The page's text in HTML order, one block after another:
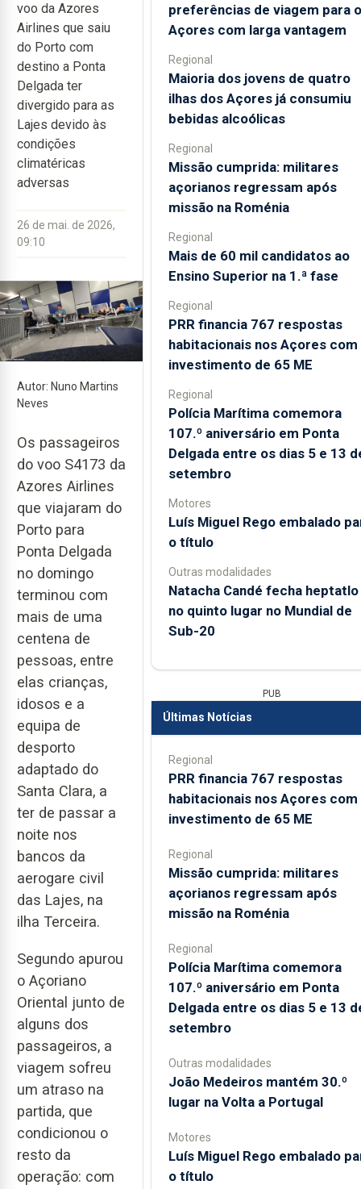
voo da Azores
Airlines que saiu
do Porto com
destino a Ponta
Delgada ter
divergido para as
Lajes devido às
condições
climatéricas
adversas
26 de mai. de 2026,
09:10
Autor: Nuno Martins
Neves
Os passageiros
do voo S4173 da
Azores Airlines
que viajaram do
Porto para
Ponta Delgada
no domingo
terminou com
mais de uma
centena de
pessoas, entre
elas crianças,
idosos e a
equipa de
desporto
adaptado do
Santa Clara, a
ter de passar a
noite nos
bancos da
aerogare civil
das Lajes, na
ilha Terceira.
Segundo apurou
o Açoriano
Oriental junto de
alguns dos
passageiros, a
viagem sofreu
um atraso na
partida, que
condicionou o
resto da
operação: com
preferências de viagem para
Açores com larga vantagem
Regional
Maioria dos jovens de quatro
ilhas dos Açores já consumiu
bebidas alcoólicas
Regional
Missão cumprida: militares
açorianos regressam após
missão na Roménia
Regional
Mais de 60 mil candidatos ao
Ensino Superior na 1.ª fase
Regional
PRR financia 767 respostas
habitacionais nos Açores com
investimento de 65 ME
Regional
Polícia Marítima comemora
107.º aniversário em Ponta
Delgada entre os dias 5 e 13
setembro
Motores
Luís Miguel Rego embalado
o título
Outras modalidades
Natacha Candé fecha heptatlo
no quinto lugar no Mundial de
Sub-20
PUB
Últimas Notícias
Regional
PRR financia 767 respostas
habitacionais nos Açores com
investimento de 65 ME
Regional
Missão cumprida: militares
açorianos regressam após
missão na Roménia
Regional
Polícia Marítima comemora
107.º aniversário em Ponta
Delgada entre os dias 5 e 13
setembro
Outras modalidades
João Medeiros mantém 30.º
lugar na Volta a Portugal
Motores
Luís Miguel Rego embalado
o título